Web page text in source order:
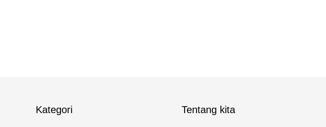
Kategori Tentang kita